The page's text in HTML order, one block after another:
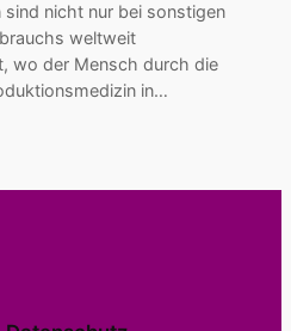
sind nicht nur bei sonstigen
weltweit
wo der Mensch durch die
in…